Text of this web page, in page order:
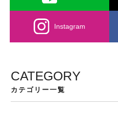
Instagram
CATEGORY
カテゴリー一覧